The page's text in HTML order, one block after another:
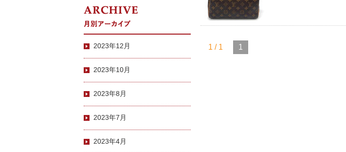
1 / 1 1
2023年12月
2023年10月
2023年8月
2023年7月
2023年4月